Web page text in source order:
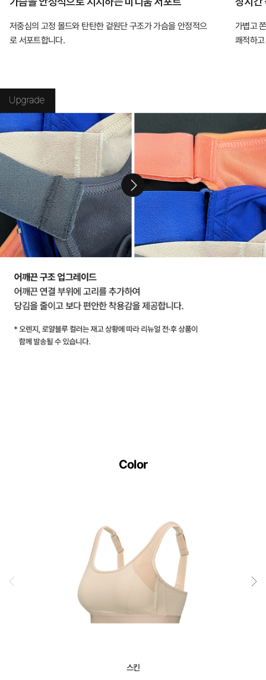
저중심의 고정 몰드와 탄탄한 겉원단 구조가 가슴을 안정적으
로 서포트합니다.
가볍고
쾌적하
Color
스킨